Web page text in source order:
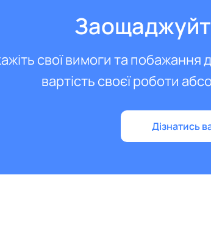
свої вимоги та побажання
вартість своєї роботи
Дізнатись